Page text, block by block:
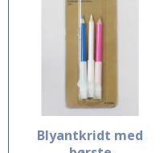
Blyantkridt med